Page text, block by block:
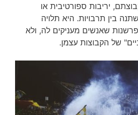
יריבות ספורטיבית או
בין תרבויות. היא תלויה
שאנשים מעניקים לה, ולא
של הקבוצות עצמן.